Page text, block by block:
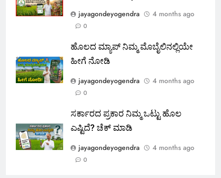
jayagondeyogendra
4 months ago
0
ಹೊಲದ ಮ್ಯಾಪ್ ನಿಮ್ಮ ಮೊಬೈಲಿನಲ್ಲಿಯೇ
ಹೀಗೆ ನೋಡಿ
jayagondeyogendra
4 months ago
0
ಸರ್ಕಾರದ ಪ್ರಕಾರ ನಿಮ್ಮ ಒಟ್ಟು ಹೊಲ
ಎಷ್ಟಿದೆ? ಚೆಕ್ ಮಾಡಿ
jayagondeyogendra
4 months ago
0